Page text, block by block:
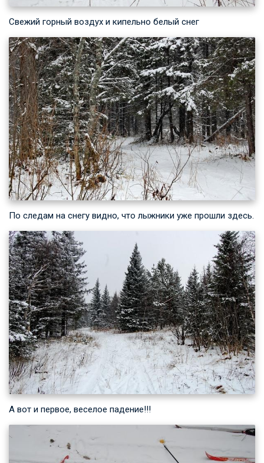
Свежий горный воздух и кипельно белый снег
По следам на снегу видно, что лыжники уже прошли здесь.
А вот и первое, веселое падение!!!